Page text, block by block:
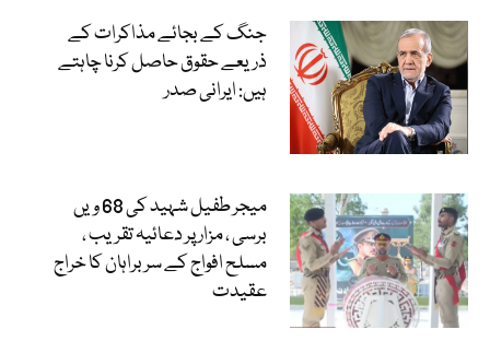
جنگ کے بجائے مذاکرات کے
ذریعے حقوق حاصل کرنا چاہتے
ہیں: ایرانی صدر
میجر طفیل شہید کی 68 ویں
برسی ، مزار پر دعائیہ تقریب ،
مسلح افواج کے سربراہان کا خراج
عقیدت